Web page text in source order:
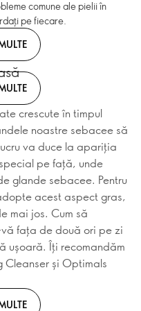
comune ale pielii în
pe fiecare.
crescute în timpul
noastre sebacee să
va duce la apariția
pe față, unde
glande sebacee. Pentru
acest aspect gras,
mai jos. Cum să
fața de două ori pe zi
ușoară. Îți recomandăm
Cleanser și Optimals